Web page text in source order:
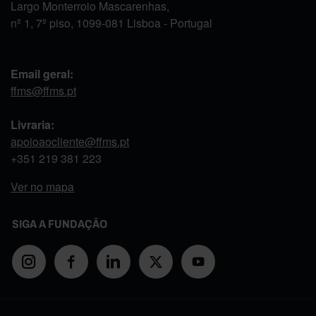
Largo Monterroio Mascarenhas,
nº 1, 7º piso, 1099-081 Lisboa - Portugal
Email geral:
ffms@ffms.pt
Livraria:
apoioaocliente@ffms.pt
+351 219 381 223
Ver no mapa
SIGA A FUNDAÇÃO